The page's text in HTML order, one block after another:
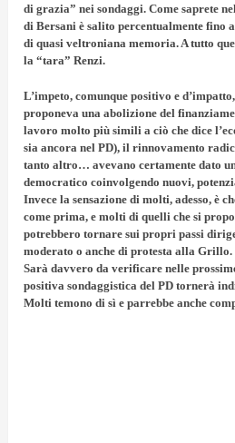
di grazia” nei sondaggi. Come saprete
di Bersani è salito percentualmente
di quasi veltroniana memoria. A tutto
la “tara” Renzi.
L’impeto, comunque positivo e
proponeva una abolizione del
lavoro molto più simili a ciò che dice
sia ancora nel PD), il rinnovamento
tanto altro… avevano certamente dato
democratico coinvolgendo nuovi,
Invece la sensazione di molti, adesso, è
come prima, e molti di quelli che si
potrebbero tornare sui propri passi
moderato o anche di protesta alla Grillo.
Sarà davvero da verificare nelle
positiva sondaggistica del PD tornerà
Molti temono di sì e parrebbe anche